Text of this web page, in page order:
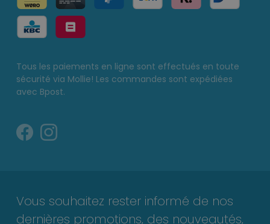
Tous les paiements en ligne sont effectués en toute
sécurité via Mollie! Les commandes sont expédiées
avec Bpost.
Vous souhaitez rester informé de nos
dernières promotions, des nouveautés,